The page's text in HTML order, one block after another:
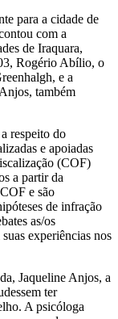
para a cidade de
com a
de Iraquara,
Rogério Abílio, o
e a
também
respeito do
e apoiadas
(COF)
a partir da
e são
de infração
as/os
experiências nos
Jaqueline Anjos, a
ter
A psicóloga